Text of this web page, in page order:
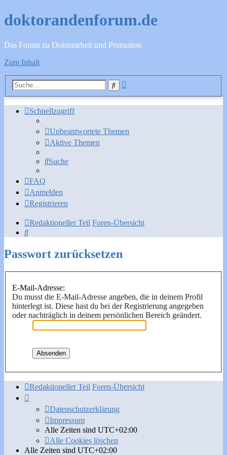
doktorandenforum.de
Das Forum zu Doktorarbeit und Promotion
Zum Inhalt
Suche
Schnellzugriff
Unbeantwortete Themen
Aktive Themen
Suche
FAQ
Anmelden
Registrieren
Redaktioneller Teil Foren-Übersicht
Suche
Passwort zurücksetzen
E-Mail-Adresse:
Du musst die E-Mail-Adresse angeben, die in deinem Profil
hinterlegt ist. Diese hast du bei der Registrierung angegeben
oder nachträglich in deinem persönlichen Bereich geändert.
Redaktioneller Teil Foren-Übersicht
Datenschutzerklärung
Impressum
Alle Zeiten sind UTC+02:00
Alle Cookies löschen
Alle Zeiten sind UTC+02:00